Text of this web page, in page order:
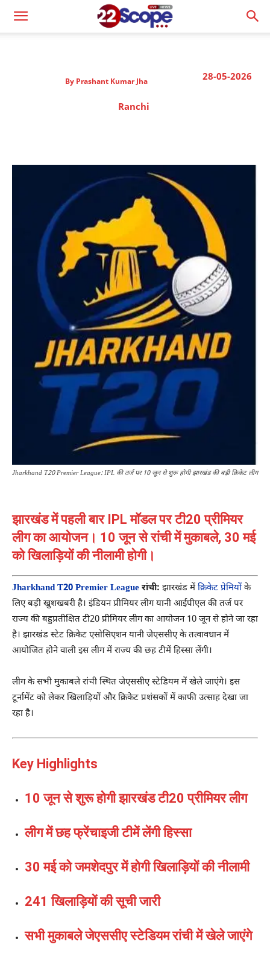
28-05-2026
By Prashant Kumar Jha
Ranchi
Jharkhand T20 Premier League: IPL की तर्ज पर 10 जून से शुरू होगी झारखंड की बड़ी क्रिकेट लीग
झारखंड में पहली बार IPL मॉडल पर टी20 प्रीमियर
लीग का आयोजन। 10 जून से रांची में मुकाबले, 30 मई
को खिलाड़ियों की नीलामी होगी।
Jharkhand T20 Premier League रांची: झारखंड मेंक्रिकेट प्रेमियोंके
लिए बड़ी खुशखबरी है। इंडियन प्रीमियर लीग यानी आईपीएल की तर्ज पर
राज्य की बहुप्रतीक्षित टी20 प्रीमियर लीग का आयोजन 10 जून से होने जा रहा
है। झारखंड स्टेट क्रिकेट एसोसिएशन यानी जेएससीए के तत्वावधान में
आयोजित होने वाली इस लीग में राज्य की छह टीमें हिस्सा लेंगी।
लीग के सभी मुकाबले रांची स्थित जेएससीए स्टेडियम में खेले जाएंगे। इस
टूर्नामेंट को लेकर खिलाड़ियों और क्रिकेट प्रशंसकों में काफी उत्साह देखा जा
रहा है।
Key Highlights
10 जून से शुरू होगी झारखंड टी20 प्रीमियर लीग
लीग में छह फ्रेंचाइजी टीमें लेंगी हिस्सा
30 मई को जमशेदपुर में होगी खिलाड़ियों की नीलामी
241 खिलाड़ियों की सूची जारी
सभी मुकाबले जेएससीए स्टेडियम रांची में खेले जाएंगे